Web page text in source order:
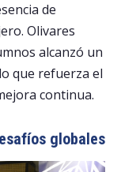
de
Olivares
alcanzó un
que refuerza el
continua.
globales